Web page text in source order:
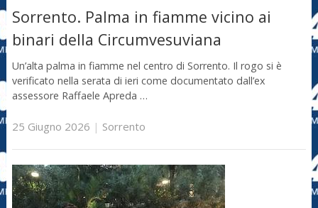
Sorrento. Palma in fiamme vicino ai
binari della Circumvesuviana
Un’alta palma in fiamme nel centro di Sorrento. Il rogo si è
verificato nella serata di ieri come documentato dall’ex
assessore Raffaele Apreda …
25 Giugno 2026 | Sorrento